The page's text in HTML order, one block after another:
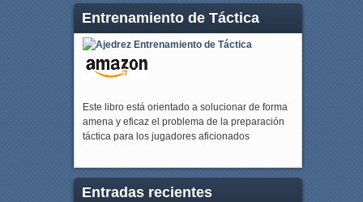
Entrenamiento de Táctica
Este libro está orientado a solucionar de forma
amena y eficaz el problema de la preparación
táctica para los jugadores aficionados
Entradas recientes